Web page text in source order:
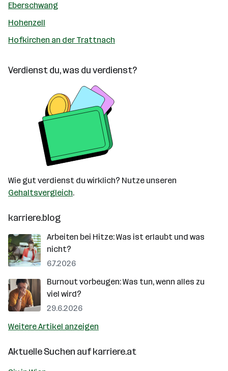
Eberschwang
Hohenzell
Hofkirchen an der Trattnach
Verdienst du, was du verdienst?
Wie gut verdienst du wirklich? Nutze unseren
Gehaltsvergleich.
karriere.blog
Arbeiten bei Hitze: Was ist erlaubt und was
nicht?
6.7.2026
Burnout vorbeugen: Was tun, wenn alles zu
viel wird?
29.6.2026
Weitere Artikel anzeigen
Aktuelle Suchen aufkarriere.at